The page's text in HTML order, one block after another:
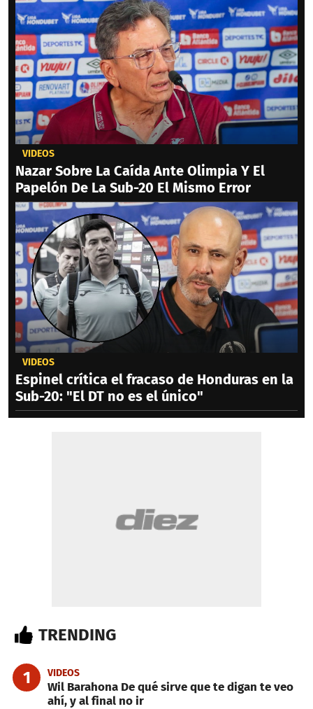
VIDEOS
Nazar Sobre La Caída Ante Olimpia Y El
Papelón De La Sub-20 El Mismo Error
VIDEOS
Espinel crítica el fracaso de Honduras en la
Sub-20: "El DT no es el único"
TRENDING
1 VIDEOS
Wil Barahona De qué sirve que te digan te veo
ahí, y al final no ir